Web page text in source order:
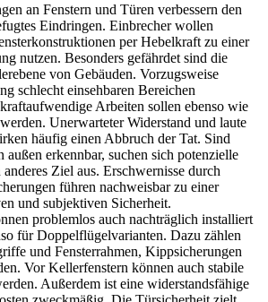
an Fenstern und Türen verbessern den
Eindringen. Einbrecher wollen
per Hebelkraft zu einer
nutzen. Besonders gefährdet sind die
von Gebäuden. Vorzugsweise
schlecht einsehbaren Bereichen
Arbeiten sollen ebenso wie
Unerwarteter Widerstand und laute
häufig einen Abbruch der Tat. Sind
außen erkennbar, suchen sich potenzielle
Ziel aus. Erschwernisse durch
führen nachweisbar zu einer
und subjektiven Sicherheit.
problemlos auch nachträglich installiert
für Doppelflügelvarianten. Dazu zählen
und Fensterrahmen, Kippsicherungen
Vor Kellerfenstern können auch stabile
Außerdem ist eine widerstandsfähige